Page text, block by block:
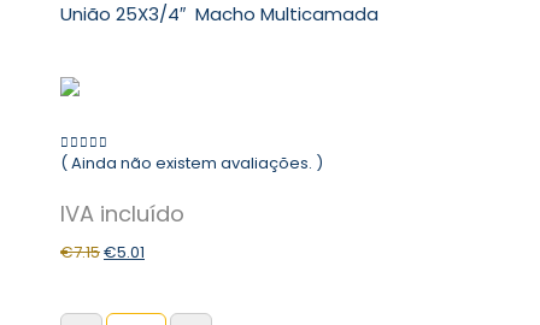
União 25X3/4″ Macho Multicamada
0 out of 5
( Ainda não existem avaliações. )
€7.15€5.01